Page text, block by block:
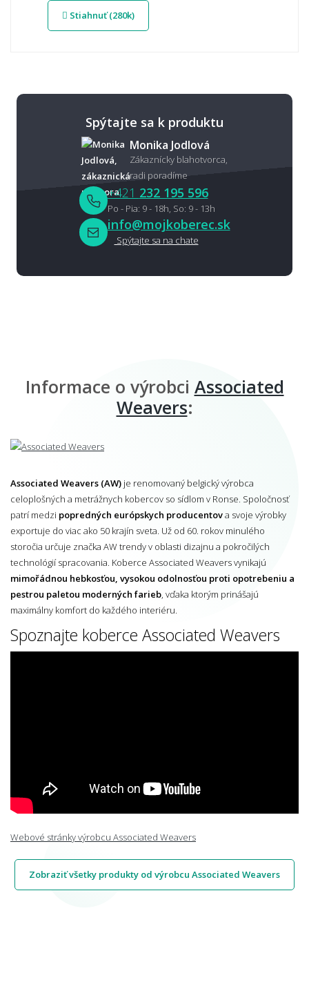
Stiahnuť (280k)
Spýtajte sa k produktu
Monika Jodlová
Zákaznícky blahotvorca,
radi poradíme
+421 232 195 596
Po - Pia: 9 - 18h, So: 9 - 13h
info@mojkoberec.sk
Spýtajte sa na chate
Informace o výrobci Associated
Weavers:
Associated Weavers (AW) je renomovaný belgický výrobca
celoplošných a metrážnych kobercov so sídlom v Ronse. Spoločnosť
patrí medzi popredných európskych producentova svoje výrobky
exportuje do viac ako 50 krajín sveta. Už od 60. rokov minulého
storočia určuje značka AW trendy v oblasti dizajnu a pokročilých
technológií spracovania. Koberce Associated Weavers vynikajú
mimořádnou hebkosťou, vysokou odolnosťou proti opotrebeniu a
pestrou paletou moderných farieb, vďaka ktorým prinášajú
maximálny komfort do každého interiéru.
Spoznajte koberce Associated Weavers
Webové stránky výrobcu Associated Weavers
Zobraziť všetky produkty od výrobcu Associated Weavers